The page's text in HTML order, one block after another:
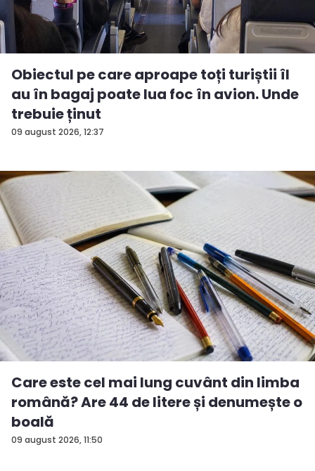
09 august 2026, 12:37
Obiectul pe care aproape toți turiștii îl
au în bagaj poate lua foc în avion. Unde
trebuie ținut
09 august 2026, 11:50
Care este cel mai lung cuvânt din limba
română? Are 44 de litere și denumește o
boală